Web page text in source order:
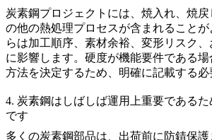
炭素鋼プロジェクトには、焼入れ、焼
の他の熱処理プロセスが含まれること
らは加工順序、素材余裕、変形リスク
に影響します。硬度が機能要件である
方法を決定するため、明確に記載する必
4. 炭素鋼はしばしば運用上重要である
です
多くの炭素鋼部品は、出荷前に防錆保